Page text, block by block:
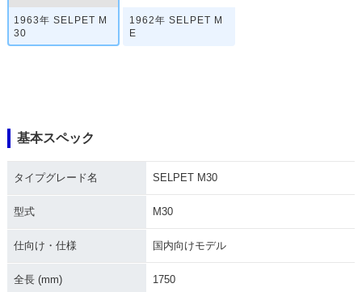
1963年 SELPET M
30
1962年 SELPET M
E
基本スペック
タイプグレード名 SELPET M30
型式 M30
仕向け・仕様 国内向けモデル
全長 (mm) 1750